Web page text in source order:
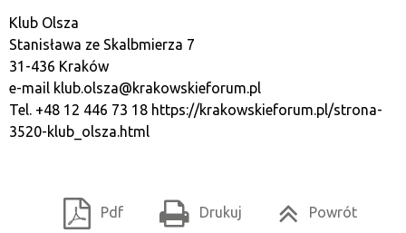
Klub Olsza
Stanisława ze Skalbmierza 7
31-436 Kraków
e-mail klub.olsza@krakowskieforum.pl
Tel. +48 12 446 73 18 https://krakowskieforum.pl/strona-
3520-klub_olsza.html
Pdf Drukuj Powrót